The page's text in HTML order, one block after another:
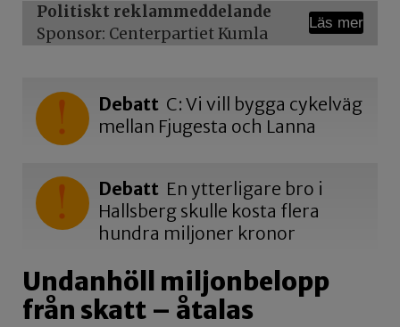
Politiskt reklammeddelande
Sponsor: Centerpartiet Kumla
Läs mer
Debatt C: Vi vill bygga cykelväg
mellan Fjugesta och Lanna
Debatt En ytterligare bro i
Hallsberg skulle kosta flera
hundra miljoner kronor
Undanhöll miljonbelopp
från skatt – åtalas